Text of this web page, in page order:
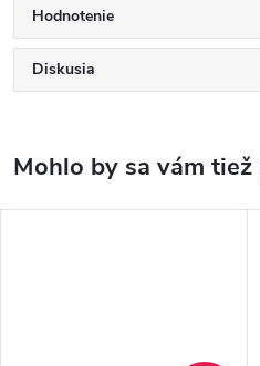
Hodnotenie
Diskusia